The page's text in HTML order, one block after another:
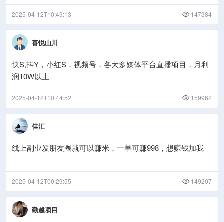
2025-04-12T10:49:13 147384
喜悦山川
快S,抖Y，小红S，视频号，各大多媒体平台直播项目，月利
润10W以上
2025-04-12T10:44:52 159962
佳汇
线上副业发朋友圈就可以赚米，一单可赚998，想赚钱加我
2025-04-12T00:29:55 149207
勤越项目